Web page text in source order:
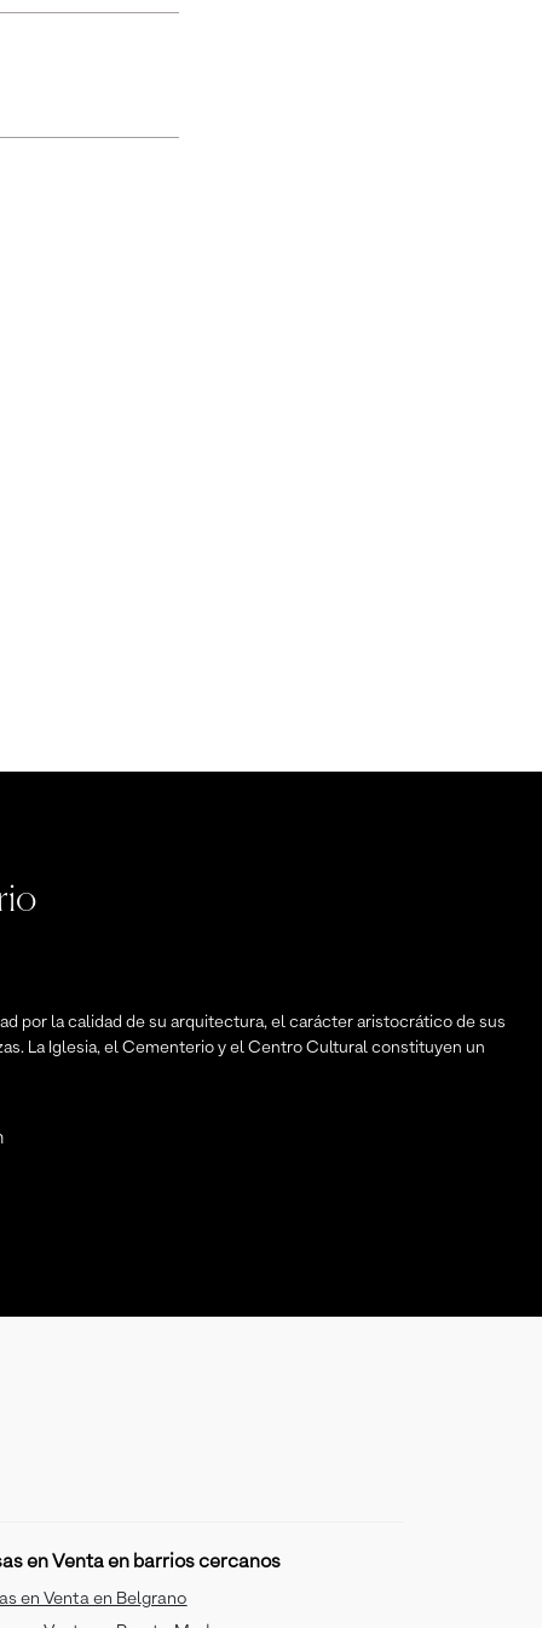
por la calidad de su arquitectura, el carácter aristocrático de sus
La Iglesia, el Cementerio y el Centro Cultural constituyen un
en Venta en barrios cercanos
en Venta en Belgrano